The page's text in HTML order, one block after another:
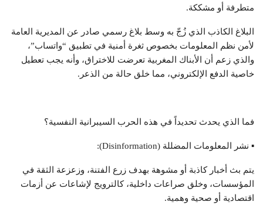
متطرفة أو مشككة.
البلاغ الكاذب الذي زُجّ به وسط بلاغ رسمي صادر عن المديرية العامة
لأمن نظم المعلومات بخصوص ثغرة أمنية في تطبيق “واتساب”،
والذي زعم أن الأبناك المغربية تعرضت للاختراق، وأنه يجب تعطيل
خاصية الدفع الإلكتروني، مما خلق حالة من الذعر.
فما الذي يحدث تحديداً في هذه الحرب السيبرانية النفسية؟
▪ نشر المعلومات المضللة (Disinformation):
يتم بث أخبار كاذبة أو مشوهة بهدف زرع الفتنة، وزعزعة الثقة في
المؤسسات، وخلق صراعات داخلية، كالترويج لإشاعات عن أزمات
اقتصادية أو صحية وهمية.